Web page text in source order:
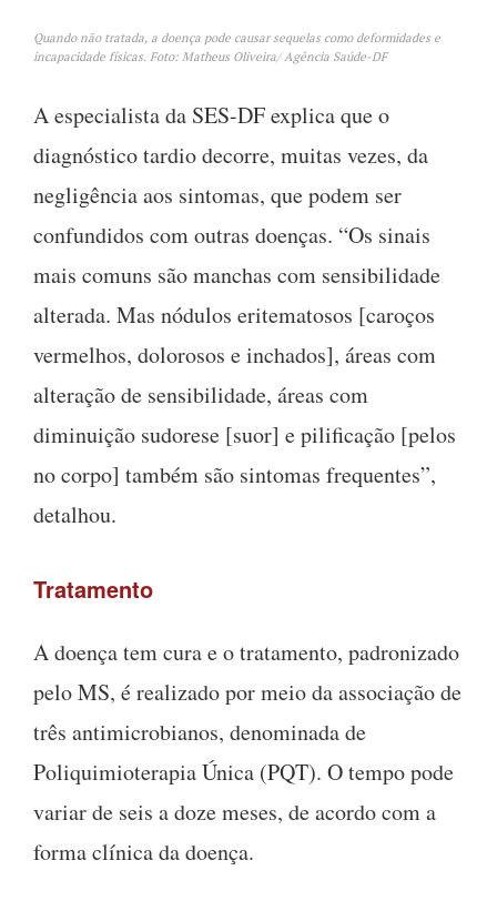
Quando não tratada, a doença pode causar sequelas como deformidades e
incapacidade físicas. Foto: Matheus Oliveira/ Agência Saúde-DF
A especialista da SES-DF explica que o
diagnóstico tardio decorre, muitas vezes, da
negligência aos sintomas, que podem ser
confundidos com outras doenças. “Os sinais
mais comuns são manchas com sensibilidade
alterada. Mas nódulos eritematosos [caroços
vermelhos, dolorosos e inchados], áreas com
alteração de sensibilidade, áreas com
diminuição sudorese [suor] e pilificação [pelos
no corpo] também são sintomas frequentes”,
detalhou.
Tratamento
A doença tem cura e o tratamento, padronizado
pelo MS, é realizado por meio da associação de
três antimicrobianos, denominada de
Poliquimioterapia Única (PQT). O tempo pode
variar de seis a doze meses, de acordo com a
forma clínica da doença.